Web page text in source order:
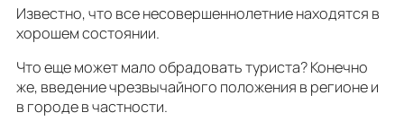
Известно, что все несовершеннолетние находятся в
хорошем состоянии.
Что еще может мало обрадовать туриста? Конечно
же, введение чрезвычайного положения в регионе и
в городе в частности.